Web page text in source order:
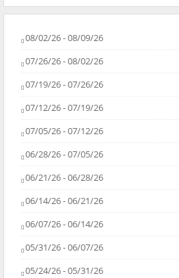
08/02/26 - 08/09/26
07/26/26 - 08/02/26
07/19/26 - 07/26/26
07/12/26 - 07/19/26
07/05/26 - 07/12/26
06/28/26 - 07/05/26
06/21/26 - 06/28/26
06/14/26 - 06/21/26
06/07/26 - 06/14/26
05/31/26 - 06/07/26
05/24/26 - 05/31/26